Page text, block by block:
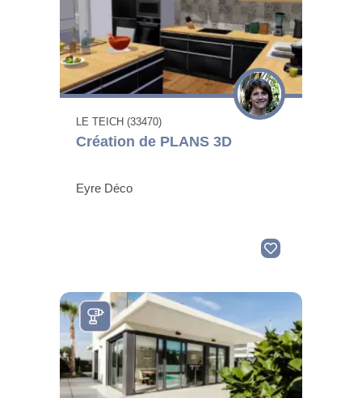
LE TEICH (33470)
Création de PLANS 3D
Eyre Déco